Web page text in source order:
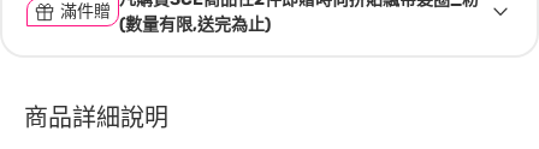
滿件贈
(數量有限,送完為止)
商品詳細說明